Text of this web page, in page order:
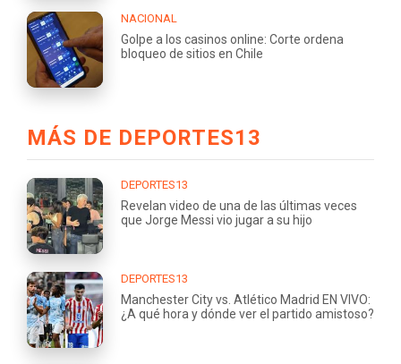
NACIONAL
Golpe a los casinos online: Corte ordena
bloqueo de sitios en Chile
MÁS DE DEPORTES13
DEPORTES13
Revelan video de una de las últimas veces
que Jorge Messi vio jugar a su hijo
DEPORTES13
Manchester City vs. Atlético Madrid EN VIVO:
¿A qué hora y dónde ver el partido amistoso?